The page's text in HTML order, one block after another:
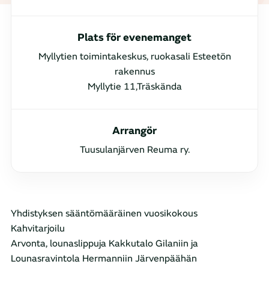
Plats för evenemanget
Myllytien toimintakeskus, ruokasali Esteetön
rakennus
Myllytie 11,Träskända
Arrangör
Tuusulanjärven Reuma ry.
Yhdistyksen sääntömääräinen vuosikokous
Kahvitarjoilu
Arvonta, lounaslippuja Kakkutalo Gilaniin ja
Lounasravintola Hermanniin Järvenpäähän